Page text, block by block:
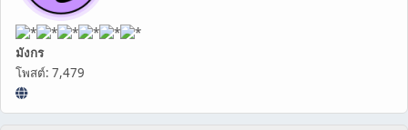
มังกร
โพสต์: 7,479